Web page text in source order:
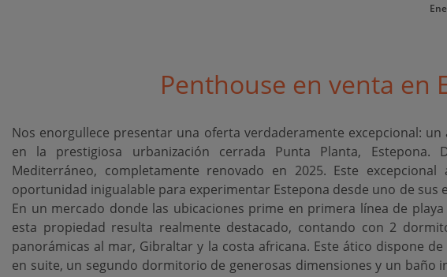
Penthouse en venta en
Nos enorgullece presentar una oferta verdaderamente excepcional:
en la prestigiosa urbanización cerrada Punta Planta, Estepona.
Mediterráneo, completamente renovado en 2025. Este
oportunidad inigualable para experimentar Estepona desde uno de sus
En un mercado donde las ubicaciones prime en primera línea de
esta propiedad resulta realmente destacado, contando con 2
panorámicas al mar, Gibraltar y la costa africana. Este ático dispone
en suite, un segundo dormitorio de generosas dimensiones y un baño